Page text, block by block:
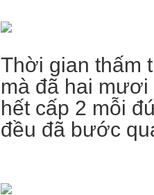
Thời gian thấm
mà đã hai mươi
hết cấp 2 mỗi
đều đã bước